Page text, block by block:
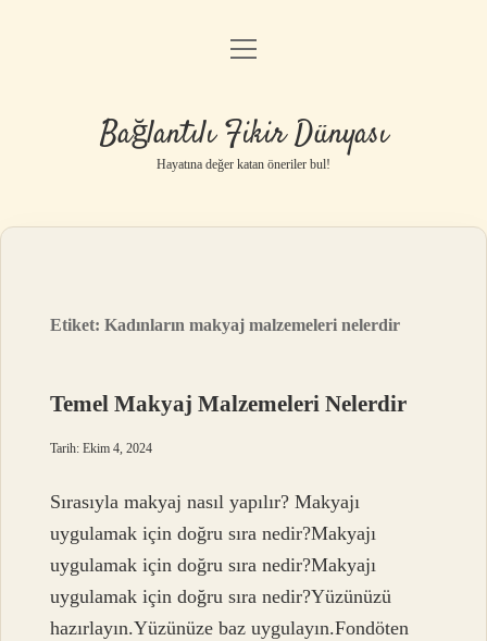
Anasayfa
Yasal Uyarı
menüyü
Bağlantılı Fikir Dünyası
Hayatına değer katan öneriler bul!
Etiket:Kadınların makyaj malzemeleri nelerdir
Temel Makyaj Malzemeleri Nelerdir
Tarih: Ekim 4, 2024
Sırasıyla makyaj nasıl yapılır? Makyajı
uygulamak için doğru sıra nedir?Makyajı
uygulamak için doğru sıra nedir?Makyajı
uygulamak için doğru sıra nedir?Yüzünüzü
hazırlayın.Yüzünüze baz uygulayın.Fondöten